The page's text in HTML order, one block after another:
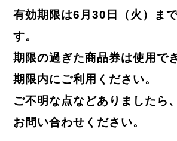
有効期限は6月30日（火）ま
す。
期限の過ぎた商品券は使用で
期限内にご利用ください。
ご不明な点などありましたら
お問い合わせください。